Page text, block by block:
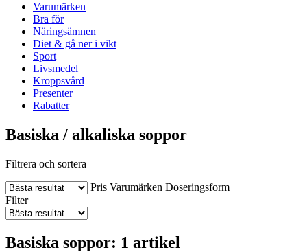
Varumärken
Bra för
Näringsämnen
Diet & gå ner i vikt
Sport
Livsmedel
Kroppsvård
Presenter
Rabatter
Basiska / alkaliska soppor
Filtrera och sortera
Pris Varumärken Doseringsform
Filter
Basiska soppor: 1 artikel